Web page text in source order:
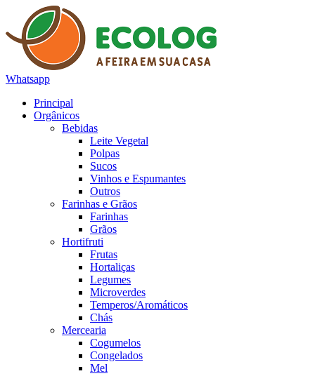
Whatsapp
Principal
Orgânicos
Bebidas
Leite Vegetal
Polpas
Sucos
Vinhos e Espumantes
Outros
Farinhas e Grãos
Farinhas
Grãos
Hortifruti
Frutas
Hortaliças
Legumes
Microverdes
Temperos/Aromáticos
Chás
Mercearia
Cogumelos
Congelados
Mel